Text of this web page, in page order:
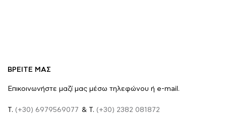
ΒΡΕΙΤΕ ΜΑΣ
Επικοινωνήστε μαζί μας μέσω τηλεφώνου ή e-mail.
Τ. (+30) 6979569077 & Τ. (+30) 2382 081872